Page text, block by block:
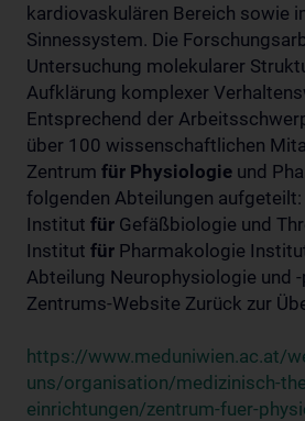
kardiovaskulären Bereich sowie
Sinnessystem. Die
Untersuchung molekularer
Aufklärung komplexer
Entsprechend der
über 100 wissenschaftlichen
Zentrum für Physiologie und
folgenden Abteilungen
Institut für Gefäßbiologie und
Institut für Pharmakologie
Abteilung Neurophysiologie und
Zentrums-Website Zurück zur
https://www.meduniwien.ac.at/
uns/organisation/medizinisch-
einrichtungen/zentrum-fuer-